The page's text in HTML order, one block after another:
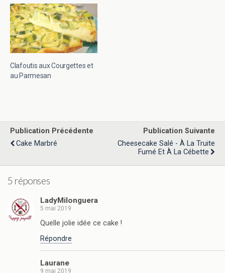
Clafoutis aux Courgettes et
au Parmesan
Publication Précédente
Cake Marbré
Publication Suivante
Cheesecake Salé - À La Truite
Fumé Et À La Cébette
5 réponses
LadyMilonguera
5 mai 2019
Quelle jolie idée ce cake !
Répondre
Laurane
9 mai 2019